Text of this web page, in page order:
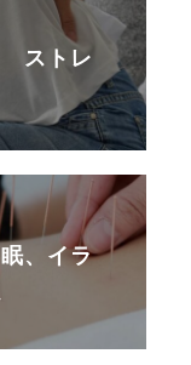
ストレ
、イラ